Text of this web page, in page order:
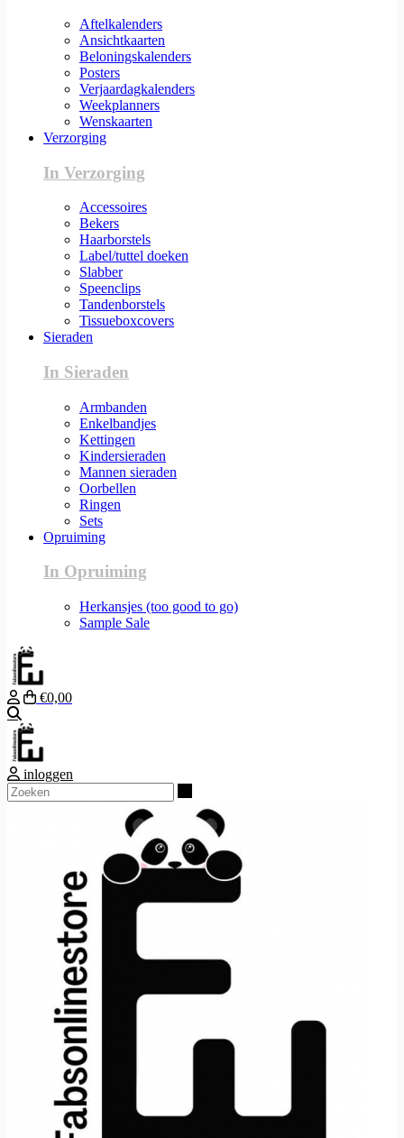
Aftelkalenders
Ansichtkaarten
Beloningskalenders
Posters
Verjaardagkalenders
Weekplanners
Wenskaarten
Verzorging
In Verzorging
Accessoires
Bekers
Haarborstels
Label/tuttel doeken
Slabber
Speenclips
Tandenborstels
Tissueboxcovers
Sieraden
In Sieraden
Armbanden
Enkelbandjes
Kettingen
Kindersieraden
Mannen sieraden
Oorbellen
Ringen
Sets
Opruiming
In Opruiming
Herkansjes (too good to go)
Sample Sale
€0,00
inloggen